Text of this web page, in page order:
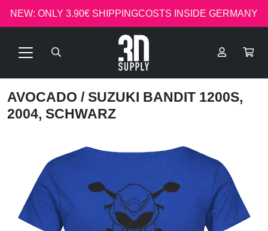
NEW: ONLY 3.90€ SHIPPINGCOSTS INSIDE GERMANY
AVOCADO / SUZUKI BANDIT 1200S,
2004, SCHWARZ